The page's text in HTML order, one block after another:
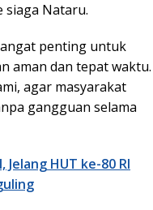
siaga Nataru.
penting untuk
aman dan tepat waktu.
agar masyarakat
gangguan selama
HUT ke-80 RI